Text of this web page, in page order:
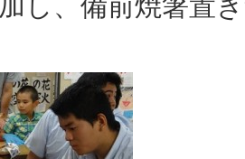
し、備前焼箸置